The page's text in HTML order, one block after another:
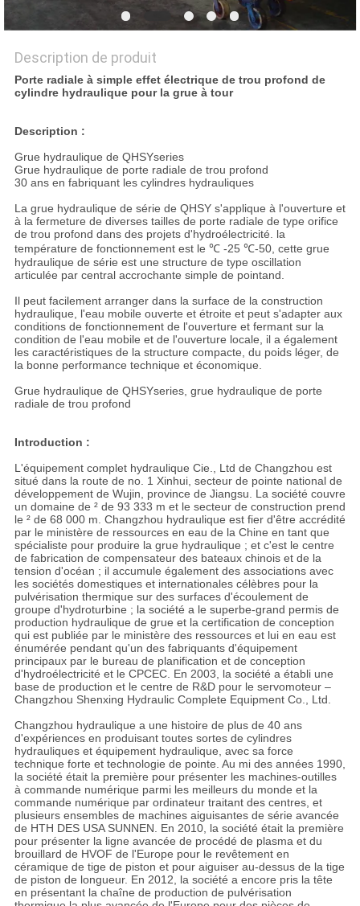
POLITIQUE
DE
CONFIDENTIALITÉ
Description de produit
Porte radiale à simple effet électrique de trou profond de
cylindre hydraulique pour la grue à tour
Description :
Grue hydraulique de QHSYseries
Grue hydraulique de porte radiale de trou profond
30 ans en fabriquant les cylindres hydrauliques
La grue hydraulique de série de QHSY s'applique à l'ouverture et
à la fermeture de diverses tailles de porte radiale de type orifice
de trou profond dans des projets d'hydroélectricité. la
température de fonctionnement est le ℃ -25 ℃-50, cette grue
hydraulique de série est une structure de type oscillation
articulée par central accrochante simple de pointand.
Il peut facilement arranger dans la surface de la construction
hydraulique, l'eau mobile ouverte et étroite et peut s'adapter aux
conditions de fonctionnement de l'ouverture et fermant sur la
condition de l'eau mobile et de l'ouverture locale, il a également
les caractéristiques de la structure compacte, du poids léger, de
la bonne performance technique et économique.
Grue hydraulique de QHSYseries, grue hydraulique de porte
radiale de trou profond
Introduction :
L'équipement complet hydraulique Cie., Ltd de Changzhou est
situé dans la route de no. 1 Xinhui, secteur de pointe national de
développement de Wujin, province de Jiangsu. La société couvre
un domaine de ² de 93 333 m et le secteur de construction prend
le ² de 68 000 m. Changzhou hydraulique est fier d'être accrédité
par le ministère de ressources en eau de la Chine en tant que
spécialiste pour produire la grue hydraulique ; et c'est le centre
de fabrication de compensateur des bateaux chinois et de la
tension d'océan ; il accumule également des associations avec
les sociétés domestiques et internationales célèbres pour la
pulvérisation thermique sur des surfaces d'écoulement de
groupe d'hydroturbine ; la société a le superbe-grand permis de
production hydraulique de grue et la certification de conception
qui est publiée par le ministère des ressources et lui en eau est
énumérée pendant qu'un des fabriquants d'équipement
principaux par le bureau de planification et de conception
d'hydroélectricité et le CPCEC. En 2003, la société a établi une
base de production et le centre de R&D pour le servomoteur –
Changzhou Shenxing Hydraulic Complete Equipment Co., Ltd.
Changzhou hydraulique a une histoire de plus de 40 ans
d'expériences en produisant toutes sortes de cylindres
hydrauliques et équipement hydraulique, avec sa force
technique forte et technologie de pointe. Au mi des années 1990,
la société était la première pour présenter les machines-outilles
à commande numérique parmi les meilleurs du monde et la
commande numérique par ordinateur traitant des centres, et
plusieurs ensembles de machines aiguisantes de série avancée
de HTH DES USA SUNNEN. En 2010, la société était la première
pour présenter la ligne avancée de procédé de plasma et du
brouillard de HVOF de l'Europe pour le revêtement en
céramique de tige de piston et pour aiguiser au-dessus de la tige
de piston de longueur. En 2012, la société a encore pris la tête
en présentant la chaîne de production de pulvérisation